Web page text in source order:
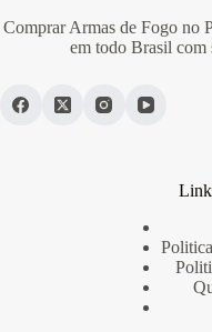
Comprar Armas de Fogo no
em todo Brasil com